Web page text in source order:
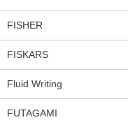
FISHER
FISKARS
Fluid Writing
FUTAGAMI